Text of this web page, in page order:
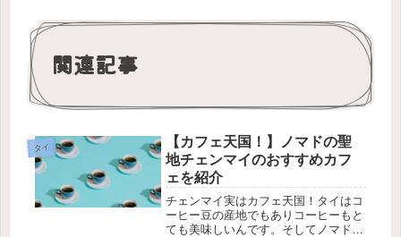
関連記事
タイ
【カフェ天国！】ノマドの聖
地チェンマイのおすすめカフ
ェを紹介
チェンマイ実はカフェ天国！タイはコ
ーヒー豆の産地でもありコーヒーもと
ても美味しいんです。そしてノマドの